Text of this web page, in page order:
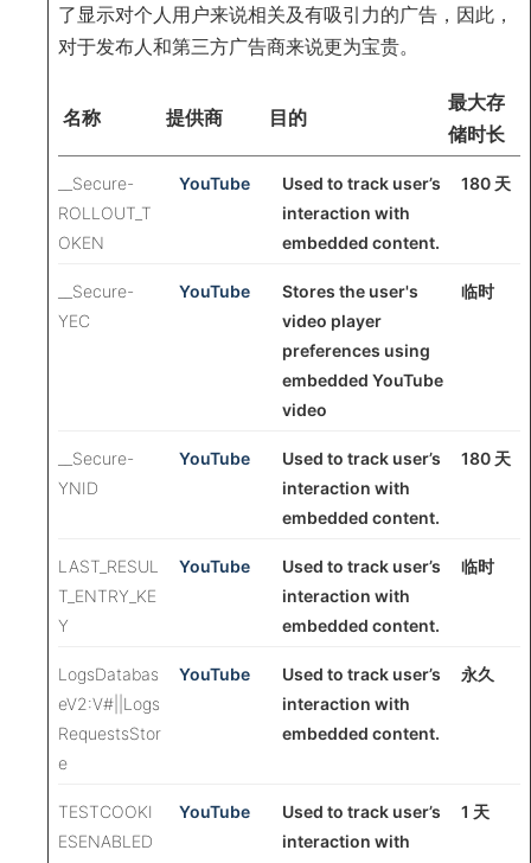
了显示对个人用户来说相关及有吸引力的广告，因此，
对于发布人和第三方广告商来说更为宝贵。
名称 提供商 目的
最大存
储时长
__Secure-
ROLLOUT_T
OKEN
YouTube
Used to track user’s
interaction with
embedded content.
180 天
__Secure-
YEC
YouTube
Stores the user's
video player
preferences using
embedded YouTube
video
临时
__Secure-
YNID
YouTube
Used to track user’s
interaction with
embedded content.
180 天
LAST_RESUL
T_ENTRY_KE
Y
YouTube
Used to track user’s
interaction with
embedded content.
临时
LogsDatabas
eV2:V#||Logs
RequestsStor
e
YouTube
Used to track user’s
interaction with
embedded content.
永久
TESTCOOKI
ESENABLED
YouTube
Used to track user’s
interaction with
1 天